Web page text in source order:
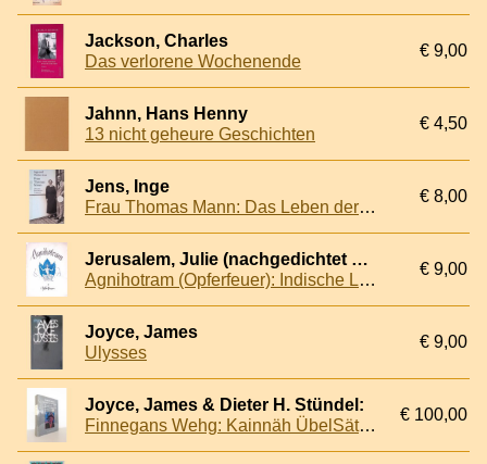
Jackson, Charles
Das verlorene Wochenende
€ 9,00
Jahnn, Hans Henny
13 nicht geheure Geschichten
€ 4,50
Jens, Inge
Frau Thomas Mann: Das Leben der Katharina Pringsheim
€ 8,00
Jerusalem, Julie (nachgedichtet von)
Agnihotram (Opferfeuer): Indische Legenden
€ 9,00
Joyce, James
Ulysses
€ 9,00
Joyce, James & Dieter H. Stündel:
Finnegans Wehg: Kainnäh ÜbelSätzZung des Wehrkeß fun Schämes Scheuß
€ 100,00